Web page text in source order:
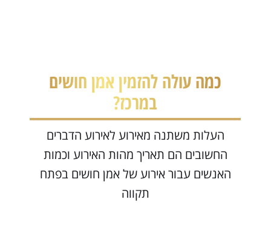
היכן יש מקום מתאים להזמנה של
אמן חושים במרכז?
המופע יכול להיות באולם אירועים או אפילו
בבית שלכם בסלון או בחצר חשוב לקחת
בחשבון שבמקום לא מאורגן חשוב לבדוק האם
יש תאורה מתאימה במידה והאירוע בשעות
כמה עולה להזמין אמן חושים
במרכז?
העלות משתנה מאירוע לאירוע הדברים
החשובים הם תאריך מהות האירוע וכמות
האנשים עבור אירוע של אמן חושים בפתח
תקווה